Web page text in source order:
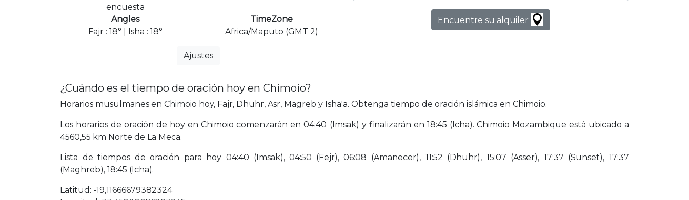
encuesta
Angles
Fajr : 18° | Isha : 18°
TimeZone
Africa/Maputo (GMT 2)
Ajustes
Encuentre su alquiler
¿Cuándo es el tiempo de oración hoy en Chimoio?
Horarios musulmanes en Chimoio hoy, Fajr, Dhuhr, Asr, Magreb y Isha'a. Obtenga tiempo de oración islámica en Chimoio.
Los horarios de oración de hoy en Chimoio comenzarán en 04:40 (Imsak) y finalizarán en 18:45 (Icha). Chimoio Mozambique está ubicado a
4560,55 km Norte de La Meca.
Lista de tiempos de oración para hoy 04:40 (Imsak), 04:50 (Fejr), 06:08 (Amanecer), 11:52 (Dhuhr), 15:07 (Asser), 17:37 (Sunset), 17:37
(Maghreb), 18:45 (Icha).
Latitud: -19,11666679382324